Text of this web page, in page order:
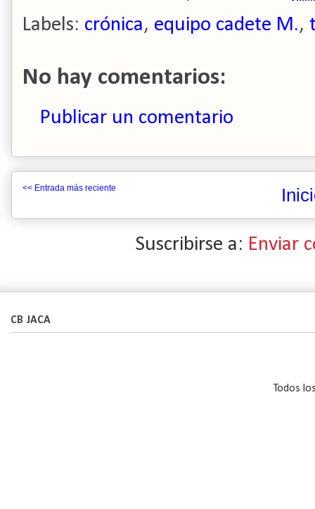
Labels: crónica, equipo cadete M.,
No hay comentarios:
Publicar un comentario
<< Entrada más reciente
Suscribirse a: Enviar
CB JACA
Todos